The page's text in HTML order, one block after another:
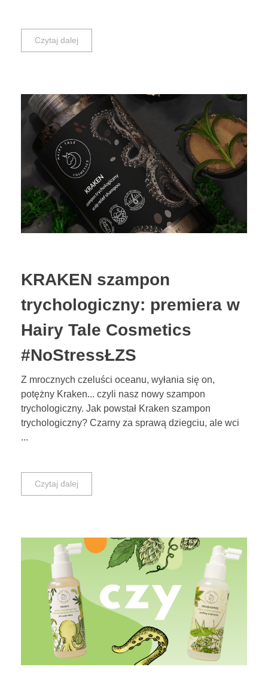
Czytaj dalej
KRAKEN szampon
trychologiczny: premiera w
Hairy Tale Cosmetics
#NoStressŁZS
Z mrocznych czeluści oceanu, wyłania się on,
potężny Kraken... czyli nasz nowy szampon
trychologiczny. Jak powstał Kraken szampon
trychologiczny? Czarny za sprawą dziegciu, ale wci
...
Czytaj dalej